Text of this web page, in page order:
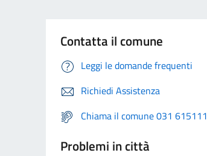
Contatta il comune
Leggi le domande frequenti
Richiedi Assistenza
Chiama il comune 031 615111
Problemi in città